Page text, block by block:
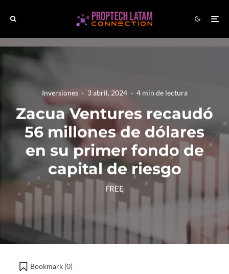
Inversiones · 3 abril, 2024 · 4 min de lectura
Zacua Ventures recaudó
56 millones de dólares
en su primer fondo de
capital de riesgo
FREE
Bookmark (0)